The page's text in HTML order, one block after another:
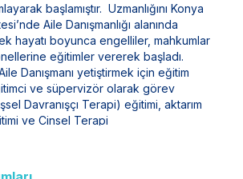
başlamıştır. Uzmanlığını Konya
Aile Danışmanlığı alanında
hayatı boyunca engelliler, mahkumlar
eğitimler vererek başladı.
Danışmanı yetiştirmek için eğitim
ve süpervizör olarak görev
Davranışçı Terapi) eğitimi, aktarım
ve Cinsel Terapi